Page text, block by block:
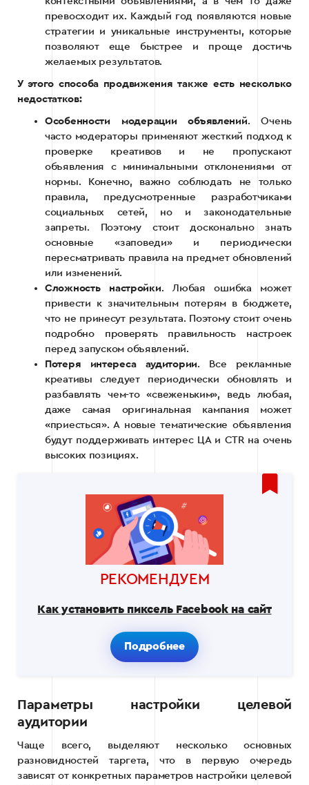
превосходит их. Каждый год появляются новые
стратегии и уникальные инструменты, которые
позволяют еще быстрее и проще достичь
желаемых результатов.
У этого способа продвижения также есть несколько
недостатков:
Особенности модерации объявлений. Очень
часто модераторы применяют жесткий подход к
проверке креативов и не пропускают
объявления с минимальными отклонениями от
нормы. Конечно, важно соблюдать не только
правила, предусмотренные разработчиками
социальных сетей, но и законодательные
запреты. Поэтому стоит досконально знать
основные «заповеди» и периодически
пересматривать правила на предмет обновлений
или изменений.
Сложность настройки. Любая ошибка может
привести к значительным потерям в бюджете,
что не принесут результата. Поэтому стоит очень
подробно проверять правильность настроек
перед запуском объявлений.
Потеря интереса аудитории. Все рекламные
креативы следует периодически обновлять и
разбавлять чем-то «свеженьким», ведь любая,
даже самая оригинальная кампания может
«приесться». А новые тематические объявления
будут поддерживать интерес ЦА и CTR на очень
высоких позициях.
РЕКОМЕНДУЕМ
Как установить пиксель Facebook на сайт
Подробнее
Параметры настройки целевой
аудитории
Чаще всего, выделяют несколько основных
разновидностей таргета, что в первую очередь
зависят от конкретных параметров настройки целевой